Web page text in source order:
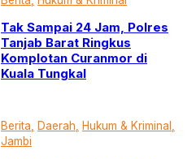
Tak Sampai 24 Jam, Polres
Tanjab Barat Ringkus
Komplotan Curanmor di
Kuala Tungkal
Berita Daerah Hukum & Kriminal
Jambi